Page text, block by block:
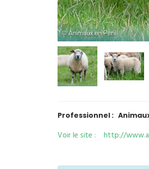
Professionnel :
Voir le site : http://